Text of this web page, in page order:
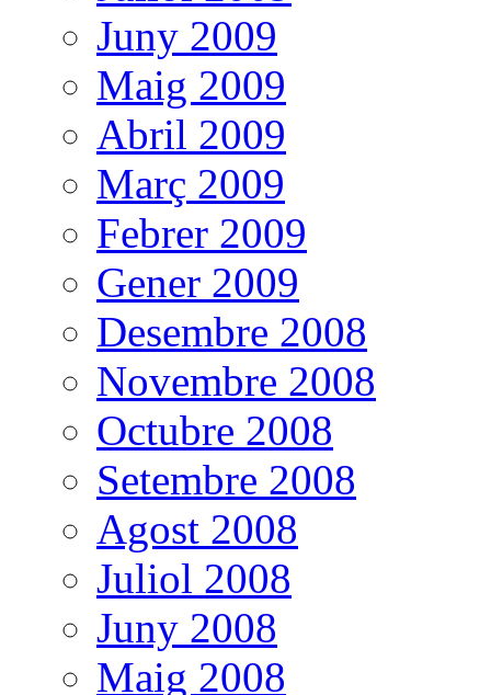
Juny 2009
Maig 2009
Abril 2009
Març 2009
Febrer 2009
Gener 2009
Desembre 2008
Novembre 2008
Octubre 2008
Setembre 2008
Agost 2008
Juliol 2008
Juny 2008
Maig 2008